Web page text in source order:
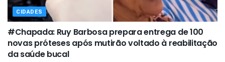
CIDADES
#Chapada: Ruy Barbosa prepara entrega de 100
novas próteses após mutirão voltado à reabilitação
da saúde bucal